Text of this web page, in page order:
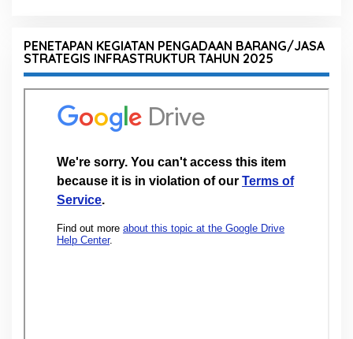
PENETAPAN KEGIATAN PENGADAAN BARANG/JASA
STRATEGIS INFRASTRUKTUR TAHUN 2025